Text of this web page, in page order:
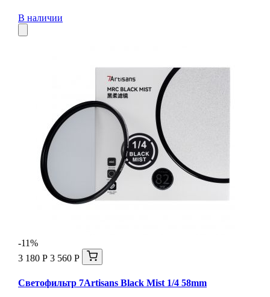
В наличии
-11%
3 180 Р 3 560 Р
Светофильтр 7Artisans Black Mist 1/4 58mm